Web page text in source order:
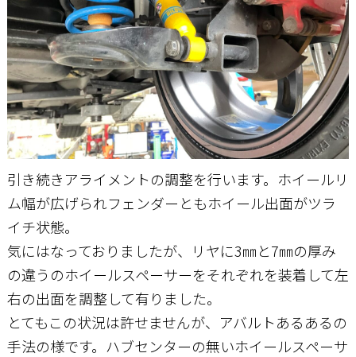
引き続きアライメントの調整を行います。ホイールリ
ム幅が広げられフェンダーともホイール出面がツラ
イチ状態。
気にはなっておりましたが、リヤに3㎜と7㎜の厚み
の違うのホイールスペーサーをそれぞれを装着して左
右の出面を調整して有りました。
とてもこの状況は許せませんが、アバルトあるあるの
手法の様です。ハブセンターの無いホイールスペーサ